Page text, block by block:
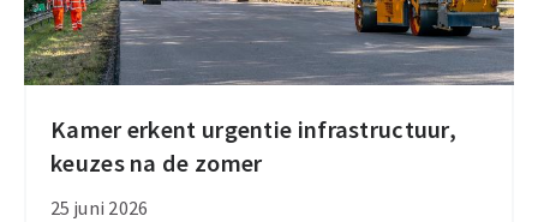
Kamer erkent urgentie infrastructuur,
keuzes na de zomer
25 juni 2026
Kamer
erkent
urgentie